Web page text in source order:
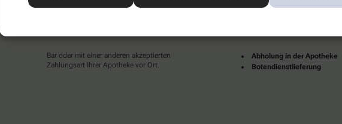
Bar oder mit einer anderen akzeptierten
Zahlungsart Ihrer Apotheke vor Ort.
Abholung in der Apotheke
Botendienstlieferung